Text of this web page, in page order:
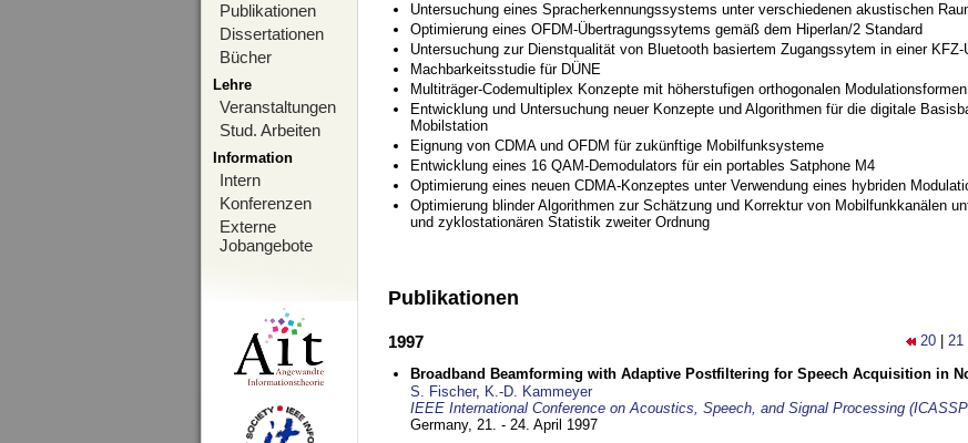
Publikationen
Dissertationen
Bücher
Lehre
Veranstaltungen
Stud. Arbeiten
Information
Intern
Konferenzen
Externe
Jobangebote
Untersuchung eines Spracherkennungssystems unter verschiedenen akustischen
Optimierung eines OFDM-Übertragungssytems gemäß dem Hiperlan/2 Standard
Untersuchung zur Dienstqualität von Bluetooth basiertem Zugangssytem in einer KFZ-
Machbarkeitsstudie für DÜNE
Multiträger-Codemultiplex Konzepte mit höherstufigen orthogonalen
Entwicklung und Untersuchung neuer Konzepte und Algorithmen für die digitale
Mobilstation
Eignung von CDMA und OFDM für zukünftige Mobilfunksysteme
Entwicklung eines 16 QAM-Demodulators für ein portables Satphone M4
Optimierung eines neuen CDMA-Konzeptes unter Verwendung eines hybriden
Optimierung blinder Algorithmen zur Schätzung und Korrektur von Mobilfunkkanälen
und zyklostationären Statistik zweiter Ordnung
Publikationen
20 21
1997
Broadband Beamforming with Adaptive Postfiltering for Speech Acquisition in
S. Fischer, K.-D. Kammeyer
IEEE International Conference on Acoustics, Speech, and Signal Processing
Germany, 21. - 24. April 1997